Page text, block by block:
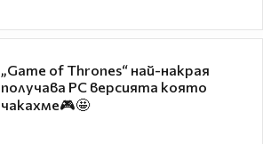
„Game of Thrones“ най-накрая
получава PC версията която
чакахме🎮🤩